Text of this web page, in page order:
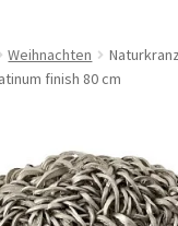
Weihnachten
finish 80 cm